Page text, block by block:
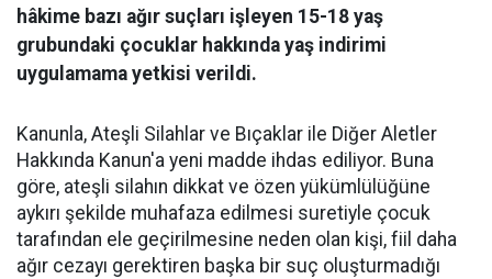
hâkime bazı ağır suçları işleyen 15-18 yaş
grubundaki çocuklar hakkında yaş indirimi
uygulamama yetkisi verildi.
Kanunla, Ateşli Silahlar ve Bıçaklar ile Diğer Aletler
Hakkında Kanun'a yeni madde ihdas ediliyor. Buna
göre, ateşli silahın dikkat ve özen yükümlülüğüne
aykırı şekilde muhafaza edilmesi suretiyle çocuk
tarafından ele geçirilmesine neden olan kişi, fiil daha
ağır cezayı gerektiren başka bir suç oluşturmadığı